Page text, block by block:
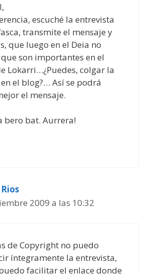
escuché la entrevista
transmite el mensaje y
que luego en el Deia no
son importantes en el
Lokarri…¿Puedes, colgar la
el blog?… Así se podrá
el mensaje.
bero bat. Aurrera!
2009 a las 10:32
de Copyright no puedo
íntegramente la entrevista,
facilitar el enlace donde